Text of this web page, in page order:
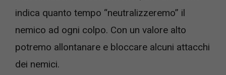
indica quanto tempo “neutralizzeremo” il
nemico ad ogni colpo. Con un valore alto
potremo allontanare e bloccare alcuni attacchi
dei nemici.